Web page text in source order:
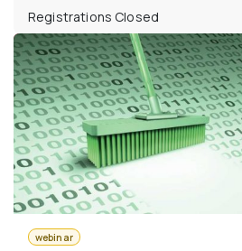
Registrations Closed
webinar